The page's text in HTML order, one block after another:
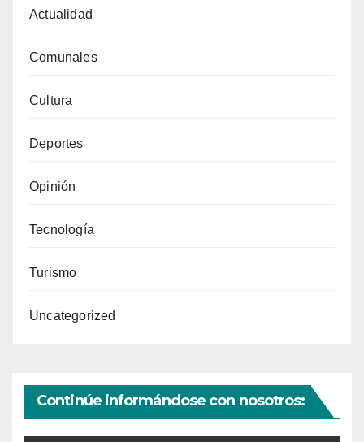
Actualidad
Comunales
Cultura
Deportes
Opinión
Tecnología
Turismo
Uncategorized
Continúe informándose con nosotros: